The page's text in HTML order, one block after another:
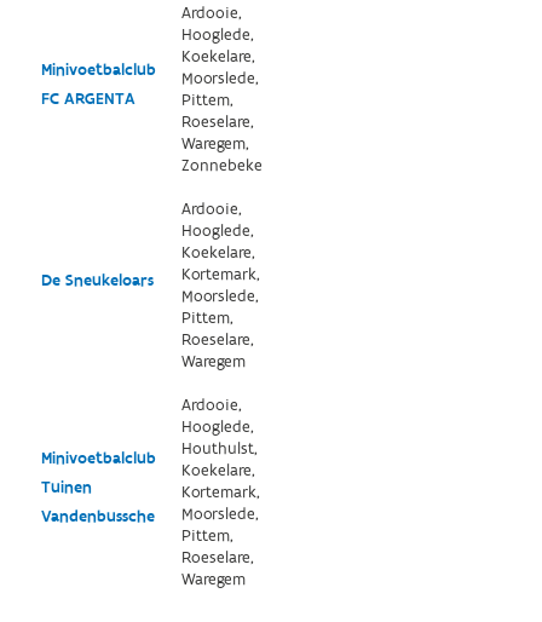
Minivoetbalclub
FC ARGENTA
Ardooie,
Hooglede,
Koekelare,
Moorslede,
Pittem,
Roeselare,
Waregem,
Zonnebeke
De Sneukeloars
Ardooie,
Hooglede,
Koekelare,
Kortemark,
Moorslede,
Pittem,
Roeselare,
Waregem
Minivoetbalclub
Tuinen
Vandenbussche
Ardooie,
Hooglede,
Houthulst,
Koekelare,
Kortemark,
Moorslede,
Pittem,
Roeselare,
Waregem